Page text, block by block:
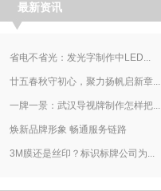
最新资讯
省电不省光：发光字制作中LED...
廿五春秋守初心，聚力扬帆启新章...
一牌一景：武汉导视牌制作怎样把...
焕新品牌形象 畅通服务链路
3M膜还是丝印？标识标牌公司为...